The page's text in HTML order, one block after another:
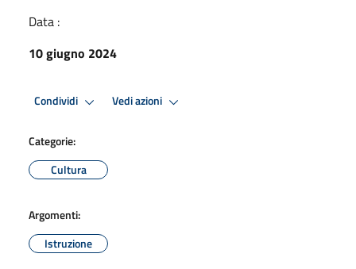
Data :
10 giugno 2024
Condividi Vedi azioni
Categorie:
Cultura
Argomenti:
Istruzione